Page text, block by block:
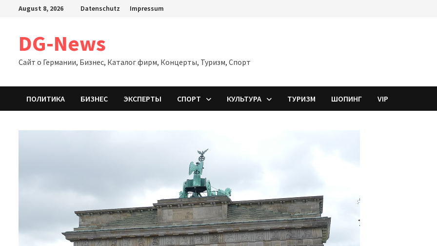
August 8, 2026 Datenschutz Impressum
DG-News
Сайт о Германии, Бизнес, Каталог фирм, Концерты, Туризм, Спорт
ПОЛИТИКА БИЗНЕС ЭКСПЕРТЫ СПОРТ КУЛЬТУРА ТУРИЗМ ШОПИНГ VIP